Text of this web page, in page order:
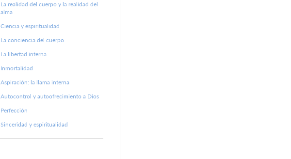
La realidad del cuerpo y la realidad del
alma
Ciencia y espiritualidad
La conciencia del cuerpo
La libertad interna
Inmortalidad
Aspiración: la llama interna
Autocontrol y autoofrecimiento a Dios
Perfección
Sinceridad y espiritualidad